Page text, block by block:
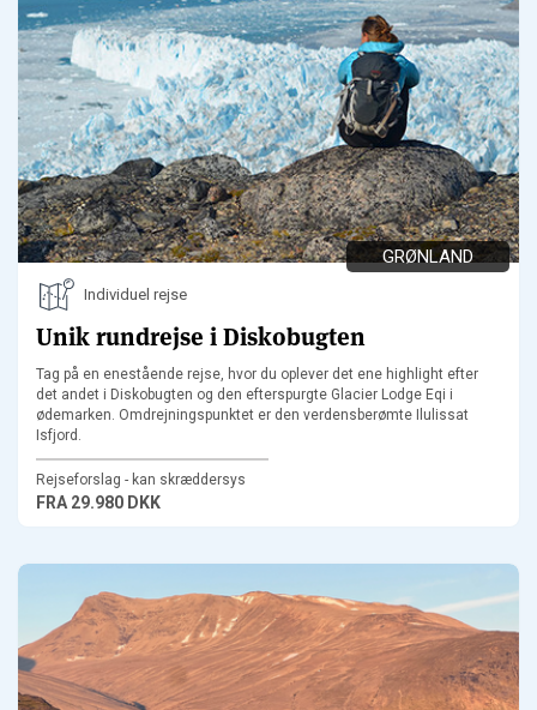
GRØNLAND
Individuel rejse
Unik rundrejse i Diskobugten
Tag på en enestående rejse, hvor du oplever det ene highlight efter
det andet i Diskobugten og den efterspurgte Glacier Lodge Eqi i
ødemarken. Omdrejningspunktet er den verdensberømte Ilulissat
Isfjord.
Rejseforslag - kan skræddersys
FRA 29.980 DKK